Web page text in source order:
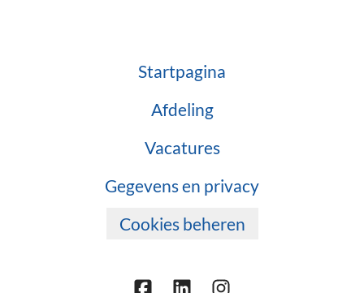
Startpagina
Afdeling
Vacatures
Gegevens en privacy
Cookies beheren